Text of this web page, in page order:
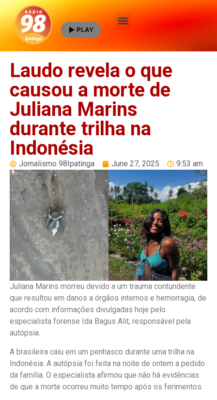
PLAY
Laudo revela o que
causou a morte de
Juliana Marins
durante trilha na
Indonésia
Jornalismo 98Ipatinga June 27, 2025 9:53 am
Juliana Marins morreu devido a um trauma contundente
que resultou em danos a órgãos internos e hemorragia, de
acordo com informações divulgadas hoje pelo
especialista forense Ida Bagus Alit, responsável pela
autópsia.
A brasileira caiu em um penhasco durante uma trilha na
Indonésia. A autópsia foi feita na noite de ontem a pedido
da família. O especialista afirmou que não há evidências
de que a morte ocorreu muito tempo após os ferimentos.